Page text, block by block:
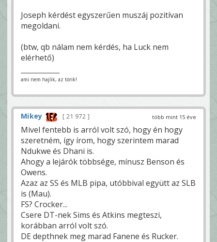
Joseph kérdést egyszerűen muszáj pozitívan
megoldani.
(btw, qb nálam nem kérdés, ha Luck nem
elérhető)
ami nem hajlik, az törik!
több mint 15 éve
Mikey 21 972
Mivel fentebb is arról volt szó, hogy én hogy
szeretném, így írom, hogy szerintem marad
Ndukwe és Dhani is.
Ahogy a lejárók többsége, mínusz Benson és
Owens.
Azaz az SS és MLB pipa, utóbbival együtt az SLB
is (Mau).
FS? Crocker...
Csere DT-nek Sims és Atkins megteszi,
korábban arról volt szó.
DE depthnek meg marad Fanene és Rucker.